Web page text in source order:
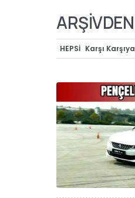
ARŞİVDEN
HEPSI Karşı Karşıya